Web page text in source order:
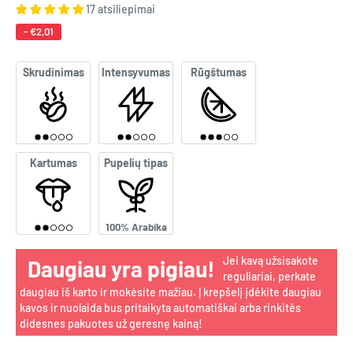
17 atsiliepimai
-€2,01
Skrudinimas Intensyvumas Rūgštumas
Kartumas Pupelių tipas
100% Arabika
Daugiau yra pigiau!
Jei kavą užsisakote
reguliariai, perkate
daugiau iš karto ir mokėsite mažiau. Į krepšelį įdėkite daugiau
kavos ir nuolaida bus pritaikyta automatiškai arba rinkitės
didesnes pakuotes už geresnę kainą!